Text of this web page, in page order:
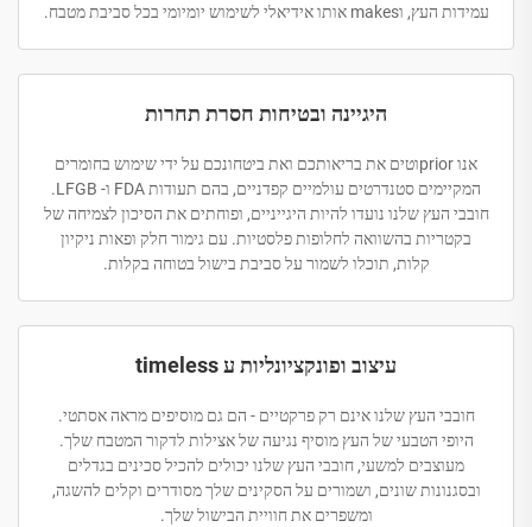
עמידות העץ, וmakes אותו אידיאלי לשימוש יומיומי בכל סביבת מטבח.
היגיינה ובטיחות חסרת תחרות
אנו priorוטים את בריאותכם ואת ביטחונכם על ידי שימוש בחומרים
המקיימים סטנדרטים עולמיים קפדניים, בהם תעודות FDA ו- LFGB.
חובבי העץ שלנו נועדו להיות היגייניים, ופוחתים את הסיכון לצמיחה של
בקטריות בהשוואה לחלופות פלסטיות. עם גימור חלק ופאות ניקיון
קלות, תוכלו לשמור על סביבת בישול בטוחה בקלות.
עיצוב ופונקציונליות ע timeless
חובבי העץ שלנו אינם רק פרקטיים - הם גם מוסיפים מראה אסתטי.
היופי הטבעי של העץ מוסיף נגיעה של אצילות לדקור המטבח שלך.
מעוצבים למשעי, חובבי העץ שלנו יכולים להכיל סכינים בגדלים
ובסגנונות שונים, ושמורים על הסקינים שלך מסודרים וקלים להשגה,
ומשפרים את חוויית הבישול שלך.